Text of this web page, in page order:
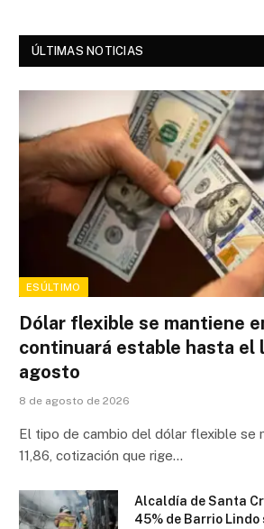
ÚLTIMAS NOTICIAS
ESÚLTIMO
Dólar flexible se mantiene
continuará estable hasta el
agosto
8 de agosto de 2026
El tipo de cambio del dólar flexible se
11,86, cotización que rige…
Alcaldía de Santa
45% de Barrio Lindo